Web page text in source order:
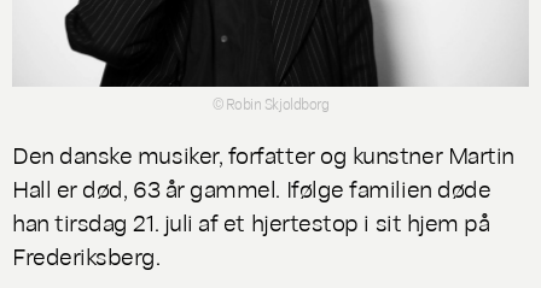
© Robin Skjoldborg
Den danske musiker, forfatter og kunstner Martin
Hall er død, 63 år gammel. Ifølge familien døde
han tirsdag 21. juli af et hjertestop i sit hjem på
Frederiksberg.